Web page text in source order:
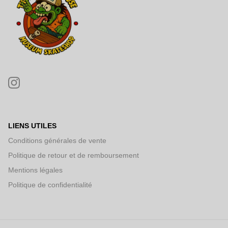
LIENS UTILES
Conditions générales de vente
Politique de retour et de remboursement
Mentions légales
Politique de confidentialité